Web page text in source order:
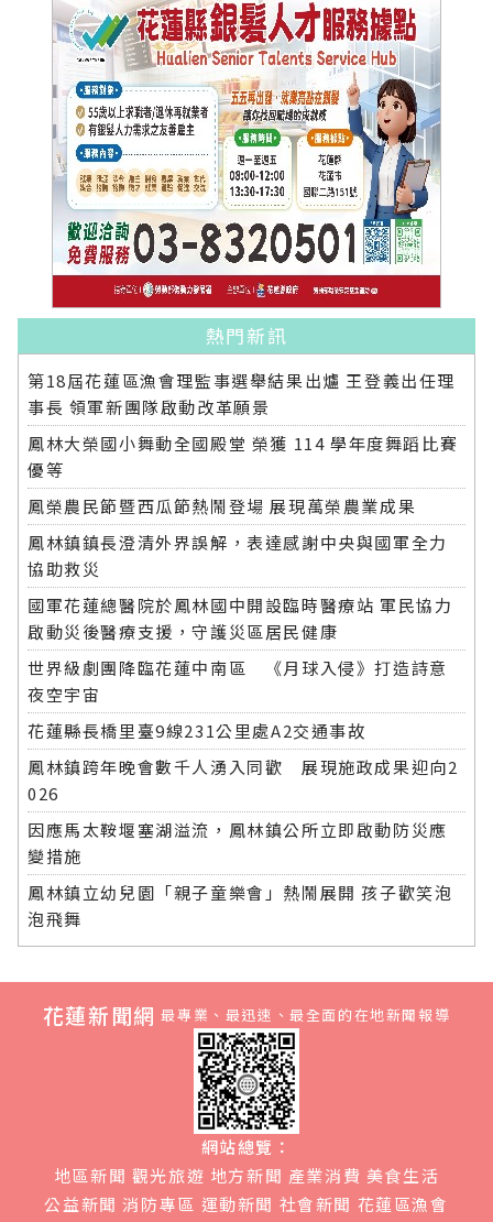
熱門新訊
第18屆花蓮區漁會理監事選舉結果出爐 王登義出任理
事長 領軍新團隊啟動改革願景
鳳林大榮國小舞動全國殿堂 榮獲 114 學年度舞蹈比賽
優等
鳳榮農民節暨西瓜節熱鬧登場 展現萬榮農業成果
鳳林鎮鎮長澄清外界誤解，表達感謝中央與國軍全力
協助救災
國軍花蓮總醫院於鳳林國中開設臨時醫療站 軍民協力
啟動災後醫療支援，守護災區居民健康
世界級劇團降臨花蓮中南區 《月球入侵》打造詩意
夜空宇宙
花蓮縣長橋里臺9線231公里處A2交通事故
鳳林鎮跨年晚會數千人湧入同歡 展現施政成果迎向2
026
因應馬太鞍堰塞湖溢流，鳳林鎮公所立即啟動防災應
變措施
鳳林鎮立幼兒園「親子童樂會」熱鬧展開 孩子歡笑泡
泡飛舞
花蓮新聞網 最專業、最迅速、最全面的在地新聞報導
網站總覽：
地區新聞 觀光旅遊 地方新聞 產業消費 美食生活
公益新聞 消防專區 運動新聞 社會新聞 花蓮區漁會